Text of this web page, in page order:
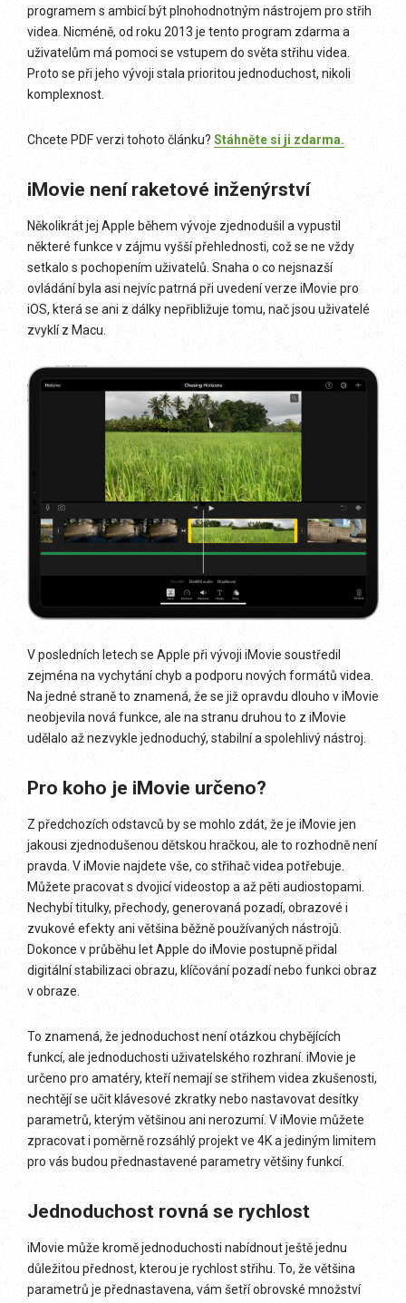
programem s ambicí být plnohodnotným nástrojem pro střih
videa. Nicméně, od roku 2013 je tento program zdarma a
uživatelům má pomoci se vstupem do světa střihu videa.
Proto se při jeho vývoji stala prioritou jednoduchost, nikoli
komplexnost.
Chcete PDF verzi tohoto článku? Stáhněte si ji zdarma.
iMovie není raketové inženýrství
Několikrát jej Apple během vývoje zjednodušil a vypustil
některé funkce v zájmu vyšší přehlednosti, což se ne vždy
setkalo s pochopením uživatelů. Snaha o co nejsnazší
ovládání byla asi nejvíc patrná při uvedení verze iMovie pro
iOS, která se ani z dálky nepřibližuje tomu, nač jsou uživatelé
zvyklí z Macu.
V posledních letech se Apple při vývoji iMovie soustředil
zejména na vychytání chyb a podporu nových formátů videa.
Na jedné straně to znamená, že se již opravdu dlouho v iMovie
neobjevila nová funkce, ale na stranu druhou to z iMovie
udělalo až nezvykle jednoduchý, stabilní a spolehlivý nástroj.
Pro koho je iMovie určeno?
Z předchozích odstavců by se mohlo zdát, že je iMovie jen
jakousi zjednodušenou dětskou hračkou, ale to rozhodně není
pravda. V iMovie najdete vše, co střihač videa potřebuje.
Můžete pracovat s dvojicí videostop a až pěti audiostopami.
Nechybí titulky, přechody, generovaná pozadí, obrazové i
zvukové efekty ani většina běžně používaných nástrojů.
Dokonce v průběhu let Apple do iMovie postupně přidal
digitální stabilizaci obrazu, klíčování pozadí nebo funkci obraz
v obraze.
To znamená, že jednoduchost není otázkou chybějících
funkcí, ale jednoduchosti uživatelského rozhraní. iMovie je
určeno pro amatéry, kteří nemají se střihem videa zkušenosti,
nechtějí se učit klávesové zkratky nebo nastavovat desítky
parametrů, kterým většinou ani nerozumí. V iMovie můžete
zpracovat i poměrně rozsáhlý projekt ve 4K a jediným limitem
pro vás budou přednastavené parametry většiny funkcí.
Jednoduchost rovná se rychlost
iMovie může kromě jednoduchosti nabídnout ještě jednu
důležitou přednost, kterou je rychlost střihu. To, že většina
parametrů je přednastavena, vám šetří obrovské množství